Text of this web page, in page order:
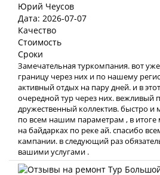
Юрий Чеусов
Дата: 2026-07-07
Качество
Стоимость
Сроки
Замечательная туркомпания. вот
границу через них и по нашему
активный отдых на пару дней. и в
очередной тур через них. вежливый
дружественный коллектив. быстро
по всем нашим параметрам , в
на байдарках по реке ай. спасибо
кампании. в следующий раз
вашими услугами .